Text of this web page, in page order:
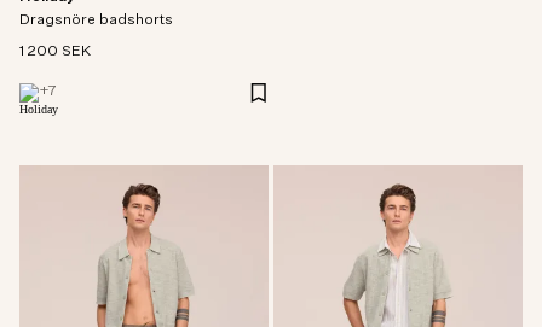
Dragsnöre badshorts
1 200 SEK
+7